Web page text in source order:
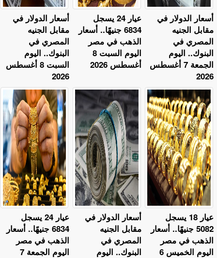
أسعار الدولار في
مقابل الجنيه
المصري في
البنوك.. اليوم
السبت 8 أغسطس
2026
عيار 24 يسجل
6834 جنيهًا.. أسعار
الذهب في مصر
اليوم السبت 8
أغسطس 2026
أسعار الدولار في
مقابل الجنيه
المصري في
البنوك.. اليوم
الجمعة 7 أغسطس
2026
عيار 24 يسجل
6834 جنيهًا.. أسعار
الذهب في مصر
اليوم الجمعة 7
أسعار الدولار في
مقابل الجنيه
المصري في
البنوك.. اليوم
عيار 18 يسجل
5082 جنيهًا.. أسعار
الذهب في مصر
اليوم الخميس 6